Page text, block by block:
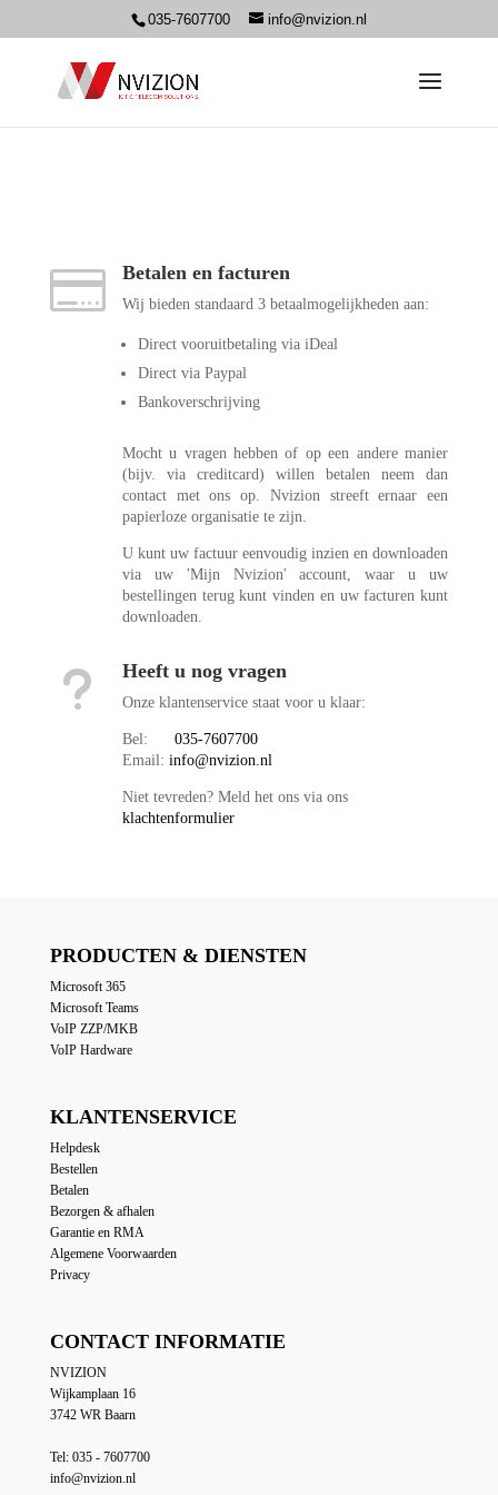
035-7607700 info@nvizion.nl
 Betalen en facturen
Wij bieden standaard 3 betaalmogelijkheden aan:
Direct vooruitbetaling via iDeal
Direct via Paypal
Bankoverschrijving
Mocht u vragen hebben of op een andere manier
(bijv. via creditcard) willen betalen neem dan
contact met ons op. Nvizion streeft ernaar een
papierloze organisatie te zijn.
U kunt uw factuur eenvoudig inzien en downloaden
via uw 'Mijn Nvizion' account, waar u uw
bestellingen terug kunt vinden en uw facturen kunt
downloaden.
u Heeft u nog vragen
Onze klantenservice staat voor u klaar:
Bel: 035-7607700
Email: info@nvizion.nl
Niet tevreden? Meld het ons via ons
klachtenformulier
PRODUCTEN & DIENSTEN
Microsoft 365
Microsoft Teams
VoIP ZZP/MKB
VoIP Hardware
KLANTENSERVICE
Helpdesk
Bestellen
Betalen
Bezorgen & afhalen
Garantie en RMA
Algemene Voorwaarden
Privacy
CONTACT INFORMATIE
NVIZION
Wijkamplaan 16
3742 WR Baarn
Tel: 035 - 7607700
info@nvizion.nl